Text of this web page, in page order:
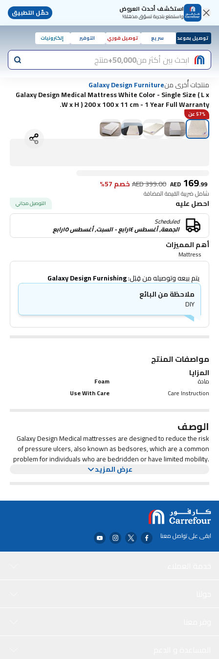
استكشف أحدث العروض
واستمتع بتجربة تسوّق مذهلة! حمّل التطبيق
توصيل بموعد سريع توصيل فوري التوفير إلكترونيات
ابحث بين أكثر من50,000+ منتج
منتجات أُخرى منGalaxy Design Furniture
Galaxy Design Medical Mattress White Color - Single Size ( L x
W x H ) 200 x 100 x 11 cm - 1 Year Full Warranty.
57% عن
AED 169.99
AED399.00 خصم 57%
شامل ضريبة القيمة المضافة
احصل عليه التوصيل مجاني
Scheduled
الجمعة, أغسطس ١٤رابع - السبت, أغسطس ١٥رابع
أهم المميزات
Mattress
Galaxy Design Furnishing
ملاحظة من البائع
DIY
مواصفات المنتج
المزايا
مادة
Foam
Care Instruction
Use With Care
الوصف
Galaxy Design Medical mattresses are designed to reduce the risk
of pressure ulcers, also known as bedsores, which are a common
problem for individuals who are bedridden or have limited mobility.
These mattresses are typically made from materials that distribute
عرض المزيد
ابقى على تواصل معنا